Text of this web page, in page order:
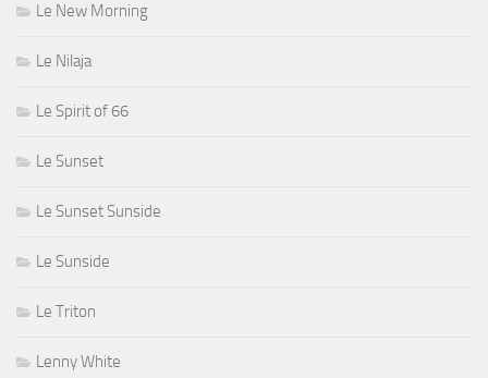
Le New Morning
Le Nilaja
Le Spirit of 66
Le Sunset
Le Sunset Sunside
Le Sunside
Le Triton
Lenny White